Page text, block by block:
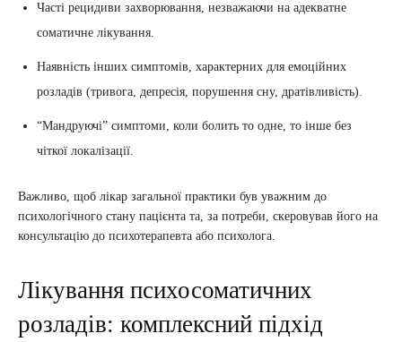
Часті рецидиви захворювання, незважаючи на адекватне
соматичне лікування.
Наявність інших симптомів, характерних для емоційних
розладів (тривога, депресія, порушення сну, дратівливість).
“Мандруючі” симптоми, коли болить то одне, то інше без
чіткої локалізації.
Важливо, щоб лікар загальної практики був уважним до
психологічного стану пацієнта та, за потреби, скеровував його на
консультацію до психотерапевта або психолога.
Лікування психосоматичних
розладів: комплексний підхід